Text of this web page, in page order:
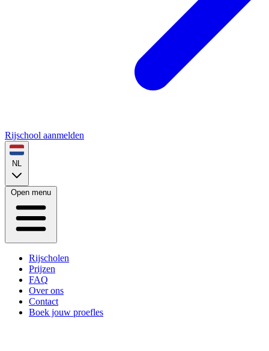
Rijschool aanmelden
NL
Open menu
Rijscholen
Prijzen
FAQ
Over ons
Contact
Boek jouw proefles